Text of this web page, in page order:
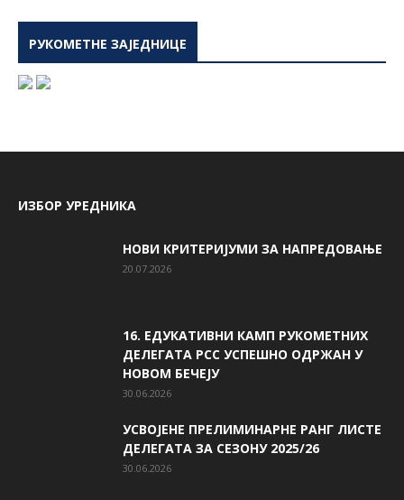
РУКОМЕТНЕ ЗАЈЕДНИЦЕ
ИЗБОР УРЕДНИКА
НОВИ КРИТЕРИЈУМИ ЗА НАПРЕДОВАЊЕ
20.07.2026
16. ЕДУКАТИВНИ КАМП РУКОМЕТНИХ
ДЕЛЕГАТА РСС УСПЕШНО ОДРЖАН У
НОВОМ БЕЧЕЈУ
30.06.2026
УСВОЈЕНЕ ПРЕЛИМИНАРНЕ РАНГ ЛИСТЕ
ДЕЛЕГАТА ЗА СЕЗОНУ 2025/26
30.06.2026